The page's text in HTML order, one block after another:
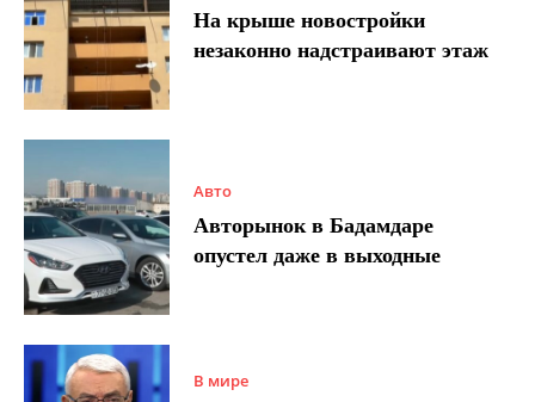
На крыше новостройки
незаконно надстраивают этаж
Авто
Авторынок в Бадамдаре
опустел даже в выходные
В мире